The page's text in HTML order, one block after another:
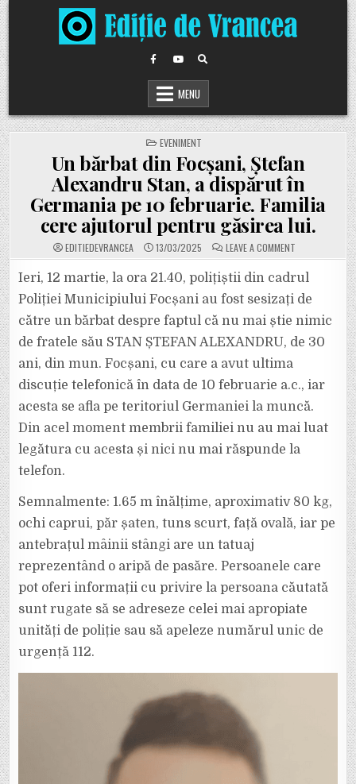
Skip
to
content
MENU
POSTED
IN
EVENIMENT
Un bărbat din Focșani, Ștefan
Alexandru Stan, a dispărut în
Germania pe 10 februarie. Familia
cere ajutorul pentru găsirea lui.
EDITIEDEVRANCEA 13/03/2025 LEAVE A COMMENTON
UN
DIN
FOCȘANI,
ȘTEFAN
ALEXANDRU
STAN,
A
ÎN
FEBRUARIE.
FAMILIA
CERE
AJUTORUL
GĂSIREA
Ieri, 12 martie, la ora 21.40, polițiștii din cadrul
Poliției Municipiului Focșani au fost sesizați de
către un bărbat despre faptul că nu mai știe nimic
de fratele său STAN ȘTEFAN ALEXANDRU, de 30
ani, din mun. Focșani, cu care a avut ultima
discuție telefonică în data de 10 februarie a.c., iar
acesta se afla pe teritoriul Germaniei la muncă.
Din acel moment membrii familiei nu au mai luat
legătura cu acesta și nici nu mai răspunde la
telefon.
Semnalmente: 1.65 m înălțime, aproximativ 80 kg,
ochi caprui, păr șaten, tuns scurt, față ovală, iar pe
antebrațul mâinii stângi are un tatuaj
reprezentând o aripă de pasăre. Persoanele care
pot oferi informații cu privire la persoana căutată
sunt rugate să se adreseze celei mai apropiate
unități de poliție sau să apeleze numărul unic de
urgență 112.